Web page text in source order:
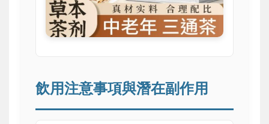
飲用注意事項與潛在副作用